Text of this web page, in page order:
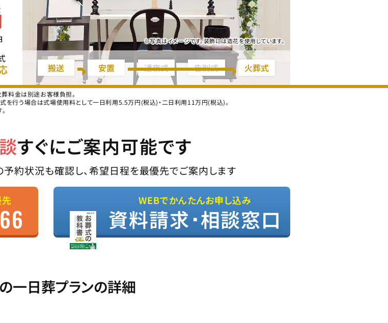
※写真はイメージです。装飾には造花を使用しています。
搬送 安置 通夜式 告別式 火葬式
料金は別途お客様負担。
行う場合は式場使用料として一日利用5.5万円(税込)・二日利用11万円(税込)。
すぐにご案内可能です
約状況も確認し、希望日程を最優先でご案内します
WEBでかんたんお申し込み
資料請求･相談窓口
一日葬プランの詳細